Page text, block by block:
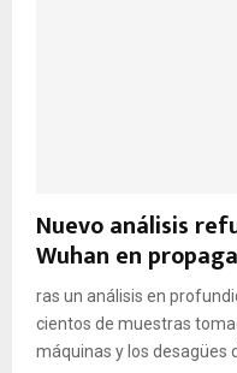
Nuevo análisis
Wuhan en
ras un análisis en
cientos de muestras
máquinas y los desagües